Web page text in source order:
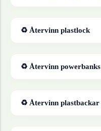
♻ Återvinn plastlock
♻ Återvinn powerbanks
♻ Återvinn plastbackar